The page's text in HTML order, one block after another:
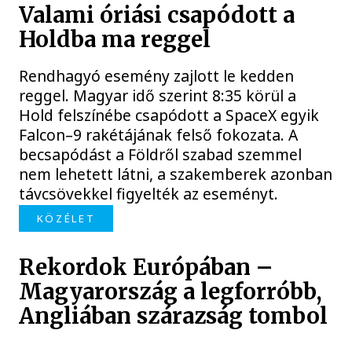
Valami óriási csapódott a
Holdba ma reggel
Rendhagyó esemény zajlott le kedden
reggel. Magyar idő szerint 8:35 körül a
Hold felszínébe csapódott a SpaceX egyik
Falcon–9 rakétájának felső fokozata. A
becsapódást a Földről szabad szemmel
nem lehetett látni, a szakemberek azonban
távcsövekkel figyelték az eseményt.
KÖZÉLET
Rekordok Európában –
Magyarország a legforróbb,
Angliában szárazság tombol